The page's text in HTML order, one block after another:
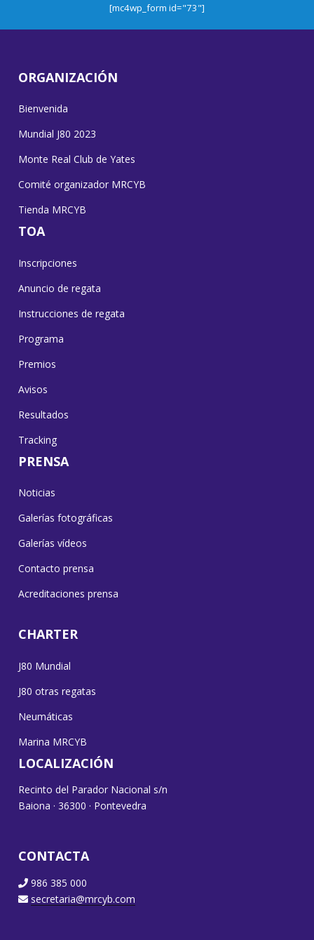
[mc4wp_form id="73"]
ORGANIZACIÓN
Bienvenida
Mundial J80 2023
Monte Real Club de Yates
Comité organizador MRCYB
Tienda MRCYB
TOA
Inscripciones
Anuncio de regata
Instrucciones de regata
Programa
Premios
Avisos
Resultados
Tracking
PRENSA
Noticias
Galerías fotográficas
Galerías vídeos
Contacto prensa
Acreditaciones prensa
CHARTER
J80 Mundial
J80 otras regatas
Neumáticas
Marina MRCYB
LOCALIZACIÓN
Recinto del Parador Nacional s/n
Baiona · 36300 · Pontevedra
CONTACTA
986 385 000
secretaria@mrcyb.com